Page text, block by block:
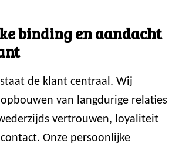
binding en aandacht
de klant centraal. Wij
van langdurige relaties
vertrouwen, loyaliteit
Onze persoonlijke